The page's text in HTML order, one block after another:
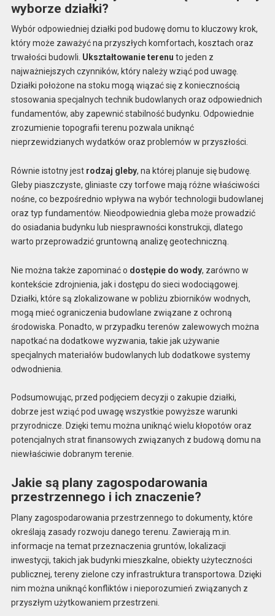
wyborze działki?
Wybór odpowiedniej działki pod budowę domu to kluczowy krok,
który może zaważyć na przyszłych komfortach, kosztach oraz
trwałości budowli. Ukształtowanie terenu to jeden z
najważniejszych czynników, który należy wziąć pod uwagę.
Działki położone na stoku mogą wiązać się z koniecznością
stosowania specjalnych technik budowlanych oraz odpowiednich
fundamentów, aby zapewnić stabilność budynku. Odpowiednie
zrozumienie topografii terenu pozwala uniknąć
nieprzewidzianych wydatków oraz problemów w przyszłości.
Równie istotny jest rodzaj gleby, na której planuje się budowę.
Gleby piaszczyste, gliniaste czy torfowe mają różne właściwości
nośne, co bezpośrednio wpływa na wybór technologii budowlanej
oraz typ fundamentów. Nieodpowiednia gleba może prowadzić
do osiadania budynku lub niesprawności konstrukcji, dlatego
warto przeprowadzić gruntowną analizę geotechniczną.
Nie można także zapominać o dostępie do wody, zarówno w
kontekście zdrojnienia, jak i dostępu do sieci wodociągowej.
Działki, które są zlokalizowane w pobliżu zbiorników wodnych,
mogą mieć ograniczenia budowlane związane z ochroną
środowiska. Ponadto, w przypadku terenów zalewowych można
napotkać na dodatkowe wyzwania, takie jak używanie
specjalnych materiałów budowlanych lub dodatkowe systemy
odwodnienia.
Podsumowując, przed podjęciem decyzji o zakupie działki,
dobrze jest wziąć pod uwagę wszystkie powyższe warunki
przyrodnicze. Dzięki temu można uniknąć wielu kłopotów oraz
potencjalnych strat finansowych związanych z budową domu na
niewłaściwie dobranym terenie.
Jakie są plany zagospodarowania
przestrzennego i ich znaczenie?
Plany zagospodarowania przestrzennego to dokumenty, które
określają zasady rozwoju danego terenu. Zawierają m.in.
informacje na temat przeznaczenia gruntów, lokalizacji
inwestycji, takich jak budynki mieszkalne, obiekty użyteczności
publicznej, tereny zielone czy infrastruktura transportowa. Dzięki
nim można uniknąć konfliktów i nieporozumień związanych z
przyszłym użytkowaniem przestrzeni.